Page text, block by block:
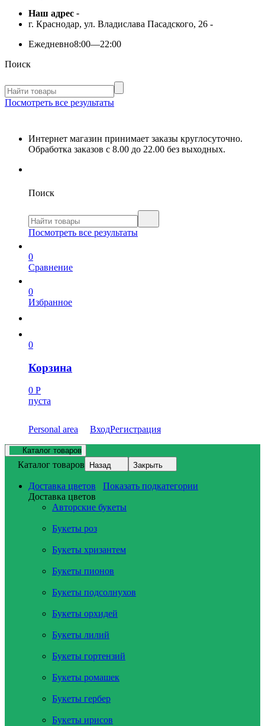
Наш адрес -
г. Краснодар, ул. Владислава Пасадского, 26 -
Ежедневно8:00—22:00
Поиск
Посмотреть все результаты
Интернет магазин принимает заказы круглосуточно.
Обработка заказов с 8.00 до 22.00 без выходных.
Поиск
Посмотреть все результаты
0
Сравнение
0
Избранное
0
Корзина
0 Р
пуста
Personal area ВходРегистрация
Каталог товаров
Каталог товаров Назад Закрыть
Доставка цветов
Показать подкатегории
Доставка цветов
Авторские букеты
Букеты роз
Букеты хризантем
Букеты пионов
Букеты подсолнухов
Букеты орхидей
Букеты лилий
Букеты гортензий
Букеты ромашек
Букеты гербер
Букеты ирисов